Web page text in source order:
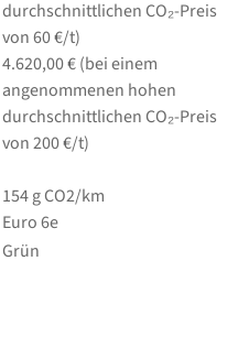
durchschnittlichen CO₂-Preis
von 60 €/t)
4.620,00 € (bei einem
angenommenen hohen
durchschnittlichen CO₂-Preis
von 200 €/t)
154 g CO2/km
Euro 6e
Grün